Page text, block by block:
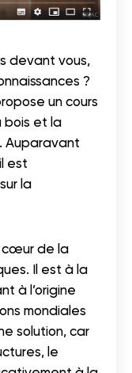
devant vous,
?
un cours
bois et la
Auparavant
est
la
cœur de la
Il est à la
à l’origine
mondiales
solution, car
le